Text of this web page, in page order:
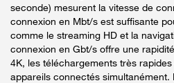
seconde) mesurent la vitesse de
connexion en Mbt/s est suffisante
comme le streaming HD et la
connexion en Gbt/s offre une
4K, les téléchargements très
appareils connectés simultanément.